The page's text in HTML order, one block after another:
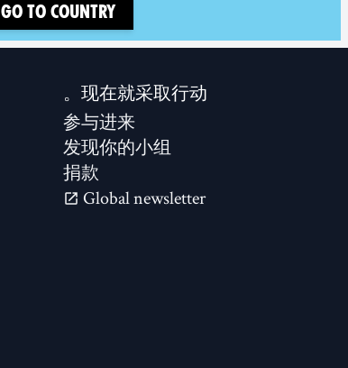
Go to country
现在就采取行动。
参与进来
发现你的小组
捐款
Global newsletter